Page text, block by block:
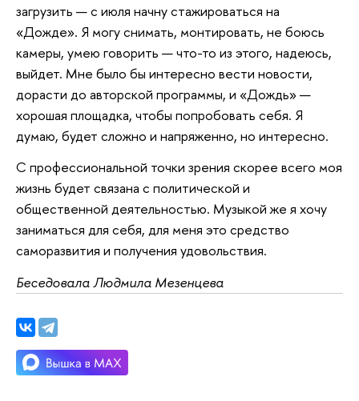
загрузить — с июля начну стажироваться на
«Дожде». Я могу снимать, монтировать, не боюсь
камеры, умею говорить — что-то из этого, надеюсь,
выйдет. Мне было бы интересно вести новости,
дорасти до авторской программы, и «Дождь» —
хорошая площадка, чтобы попробовать себя. Я
думаю, будет сложно и напряженно, но интересно.
С профессиональной точки зрения скорее всего моя
жизнь будет связана с политической и
общественной деятельностью. Музыкой же я хочу
заниматься для себя, для меня это средство
саморазвития и получения удовольствия.
Беседовала Людмила Мезенцева